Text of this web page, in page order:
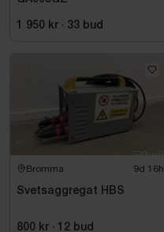
1 950 kr · 33 bud
Bromma 9d 16h
Svetsaggregat HBS
800 kr · 12 bud